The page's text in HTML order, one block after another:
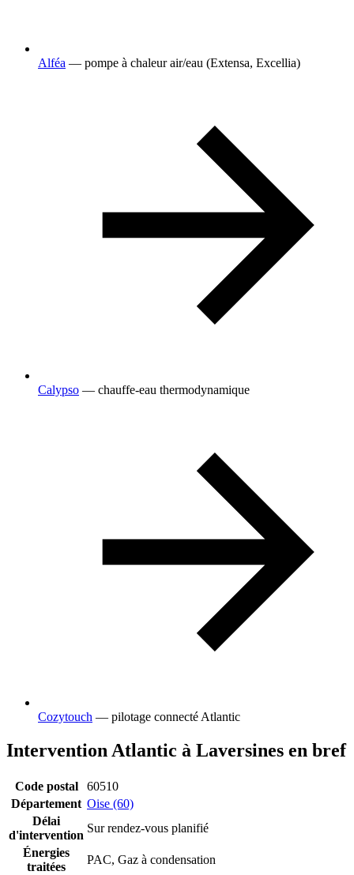
Alféa — pompe à chaleur air/eau (Extensa, Excellia)
Calypso — chauffe-eau thermodynamique
Cozytouch — pilotage connecté Atlantic
Intervention Atlantic à Laversines en bref
Code postal
60510
Département Oise (60)
Délai
d'intervention
Sur rendez-vous planifié
Énergies
traitées
PAC, Gaz à condensation